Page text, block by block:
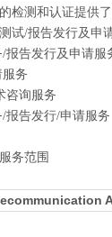
检测和认证提供
试/报告发行及申
报告发行及申请服
务
咨询服务
报告发行/申请服务
务范围